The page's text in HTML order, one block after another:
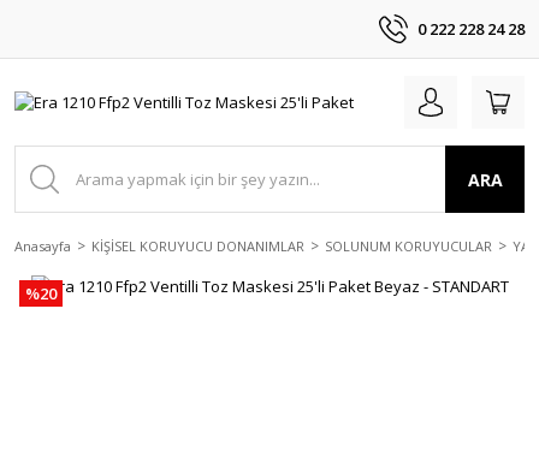
0 222 228 24 28
ARA
Anasayfa KİŞİSEL KORUYUCU DONANIMLAR SOLUNUM KORUYUCULAR
%20